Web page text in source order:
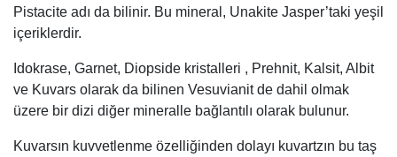
Pistacite adı da bilinir. Bu mineral, Unakite Jasper’taki yeşil
içeriklerdir.
Idokrase, Garnet, Diopside kristalleri , Prehnit, Kalsit, Albit
ve Kuvars olarak da bilinen Vesuvianit de dahil olmak
üzere bir dizi diğer mineralle bağlantılı olarak bulunur.
Kuvarsın kuvvetlenme özelliğinden dolayı kuvartzın bu taş